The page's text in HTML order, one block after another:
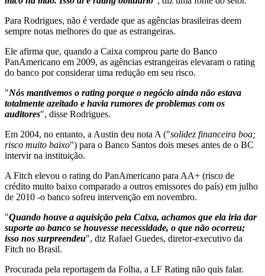
Para Rodrigues, não é verdade que as agências brasileiras deem
sempre notas melhores do que as estrangeiras.
Ele afirma que, quando a Caixa comprou parte do Banco
PanAmericano em 2009, as agências estrangeiras elevaram o rating
do banco por considerar uma redução em seu risco.
"Nós mantivemos o rating porque o negócio ainda não estava
totalmente azeitado e havia rumores de problemas com os
auditores", disse Rodrigues.
Em 2004, no entanto, a Austin deu nota A ("solidez financeira boa;
risco muito baixo") para o Banco Santos dois meses antes de o BC
intervir na instituição.
A Fitch elevou o rating do PanAmericano para AA+ (risco de
crédito muito baixo comparado a outros emissores do país) em julho
de 2010 -o banco sofreu intervenção em novembro.
"Quando houve a aquisição pela Caixa, achamos que ela iria dar
suporte ao banco se houvesse necessidade, o que não ocorreu;
isso nos surpreendeu", diz Rafael Guedes, diretor-executivo da
Fitch no Brasil.
Procurada pela reportagem da Folha, a LF Rating não quis falar.